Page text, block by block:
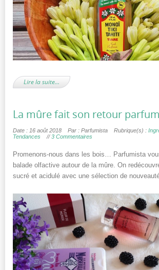
Lire la suite…
La mûre fait son retour
Date : 16 août 2018 Par : Parfumista Rubrique(s) :
Tendances
//3 Commentaires
Promenons-nous dans les bois… Parfumista
balade olfactive autour de la mûre. On
sucré et acidulé avec une sélection de